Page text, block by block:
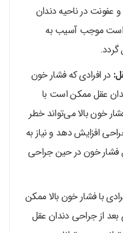
و عفونت در ناحیه دندان
موجب آسیب به
در افرادی که فشار خون
عقل ممکن است با
خون بالا می‌تواند خطر
افزایش دهد و نیاز به
فشار خون در حین جراحی
با فشار خون بالا ممکن
از جراحی دندان عقل